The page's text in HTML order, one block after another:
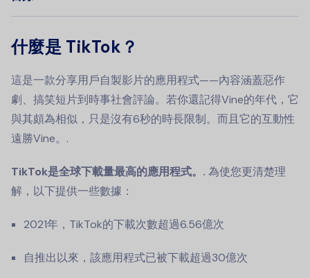
什麼是 TikTok？
這是一款分享用戶自製影片的應用程式——內容涵蓋惡作
劇、搞笑短片到時事社會評論。若你還記得Vine的年代，它
與其頗為相似，只是沒有6秒的時長限制。而且它的互動性
遠勝Vine。.
TikTok是全球下載量最高的應用程式。. 為使您更清楚理
解，以下提供一些數據：
2021年，TikTok的下載次數超過6.56億次
自推出以來，該應用程式已被下載超過30億次